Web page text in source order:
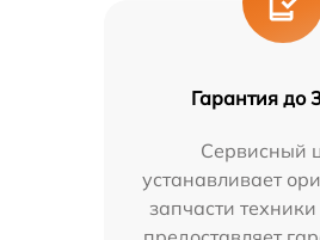
Гарантия до
Сервисный
устанавливает
запчасти